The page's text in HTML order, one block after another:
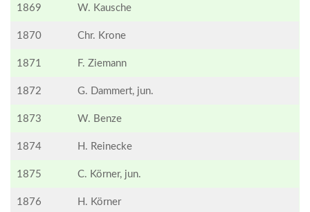
1869 W. Kausche
1870 Chr. Krone
1871 F. Ziemann
1872 G. Dammert, jun.
1873 W. Benze
1874 H. Reinecke
1875 C. Körner, jun.
1876 H. Körner